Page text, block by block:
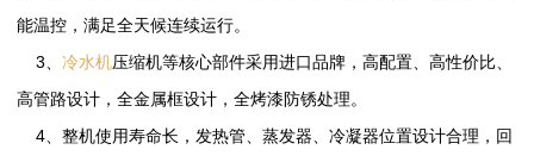
能温控，满足全天候连续运行。
3、 冷水机压缩机等核心部件采用进口品牌，高配置、高性价比、
高管路设计，全金属框设计，全烤漆防锈处理。
4、整机使用寿命长，发热管、蒸发器、冷凝器位置设计合理，回